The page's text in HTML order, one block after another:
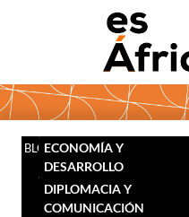
BLOGECONOMÍA Y
DESARROLLO
DIPLOMACIA Y
COMUNICACIÓN